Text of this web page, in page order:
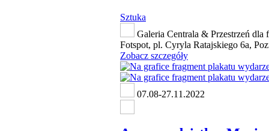
Sztuka
Galeria Centrala & Przestrzeń dla
Fotspot, pl. Cyryla Ratajskiego 6a,
Zobacz szczegóły
07.08-27.11.2022